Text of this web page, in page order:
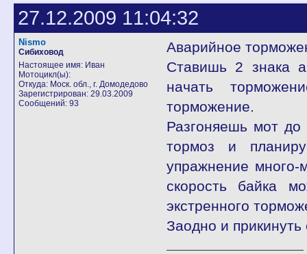
27.12.2009 11:04:32
Nismo
Сибиховод
Настоящее имя: Иван
Мотоцикл(ы):
Откуда: Моск. обл., г. Домодедово
Зарегистрирован: 29.03.2009
Сообщений: 93
Аварийное
Ставишь 2 знака
начать
торможение.
Разгоняешь мот
тормоз и
упражнение много-
скорость байка
экстренного
Заодно и